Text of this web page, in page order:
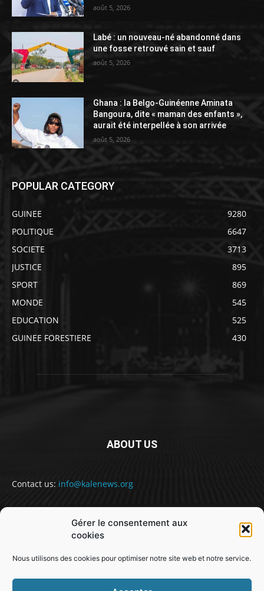
Gérer le consentement aux
cookies
Nous utilisons des cookies pour optimiser notre site web et notre service.
août 5, 2026
Labé : un nouveau-né abandonné dans
une fosse retrouvé sain et sauf
août 5, 2026
Ghana : la Belgo-Guinéenne Aminata
Bangoura, dite « maman des enfants »,
aurait été interpellée à son arrivée
août 5, 2026
POPULAR CATEGORY
GUINEE
9280
POLITIQUE
6647
SOCIETE
3713
JUSTICE
895
SPORT
869
MONDE
545
EDUCATION
525
GUINEE FORESTIERE
430
ABOUT US
Contact us: info@kalenews.org
FOLLOW US